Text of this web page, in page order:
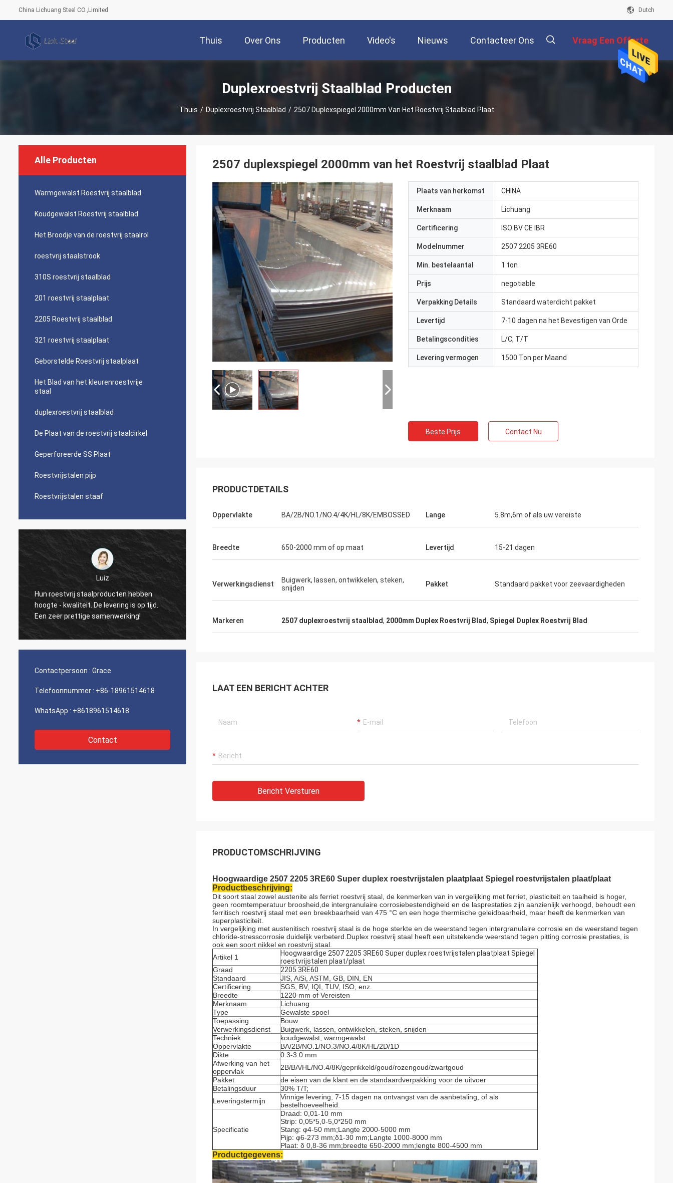
China Lichuang Steel CO.,Limited Dutch
Thuis Over Ons Producten Video's Nieuws Contacteer Ons Vraag Een Offerte
Aan
Duplexroestvrij Staalblad Producten
Thuis / Duplexroestvrij Staalblad / 2507 Duplexspiegel 2000mm Van Het Roestvrij Staalblad Plaat
Alle Producten
Warmgewalst Roestvrij staalblad
Koudgewalst Roestvrij staalblad
Het Broodje van de roestvrij staalrol
roestvrij staalstrook
310S roestvrij staalblad
201 roestvrij staalplaat
2205 Roestvrij staalblad
321 roestvrij staalplaat
Geborstelde Roestvrij staalplaat
Het Blad van het kleurenroestvrije
staal
duplexroestvrij staalblad
De Plaat van de roestvrij staalcirkel
Geperforeerde SS Plaat
Roestvrijstalen pijp
Roestvrijstalen staaf
Luiz
roestvrij staalproducten hebben
- kwaliteit. De levering is op tijd.
zeer prettige samenwerking!
Uw bedrijfkwaliteit is werkelijk goed, tot nu
heb ik nul gebrekkig tarief ontmoet.
Hopelijk zult u deze goede voorwaarde
houden! Dank.
Eric
kiezen wij Hengchengtai.
Contactpersoon : Grace
Telefoonnummer : +86-18961514618
WhatsApp : +8618961514618
Contact
2507 duplexspiegel 2000mm van het Roestvrij staalblad Plaat
Plaats van herkomst CHINA
Merknaam Lichuang
Certificering ISO BV CE IBR
Modelnummer 2507 2205 3RE60
Min. bestelaantal 1 ton
Prijs negotiable
Verpakking Details Standaard waterdicht pakket
Levertijd 7-10 dagen na het Bevestigen van Orde
Betalingscondities L/C, T/T
Levering vermogen 1500 Ton per Maand
Beste Prijs Contact Nu
PRODUCTDETAILS
Oppervlakte BA/2B/NO.1/NO.4/4K/HL/8K/EMBOSSED Lange 5.8m,6m of als uw vereiste
Breedte 650-2000 mm of op maat Levertijd 15-21 dagen
Verwerkingsdienst
Buigwerk, lassen, ontwikkelen, steken,
snijden
Pakket Standaard pakket voor zeevaardigheden
Markeren 2507 duplexroestvrij staalblad, 2000mm Duplex Roestvrij Blad, Spiegel Duplex Roestvrij Blad
LAAT EEN BERICHT ACHTER
Bericht Versturen
PRODUCTOMSCHRIJVING
Hoogwaardige 2507 2205 3RE60 Super duplex roestvrijstalen plaatplaat Spiegel roestvrijstalen plaat/plaat
Productbeschrijving:
Dit soort staal zowel austenite als ferriet roestvrij staal, de kenmerken van in vergelijking met ferriet, plasticiteit en taaiheid is hoger,
geen roomtemperatuur broosheid,de intergranulaire corrosiebestendigheid en de lasprestaties zijn aanzienlijk verhoogd, behoudt een
ferritisch roestvrij staal met een breekbaarheid van 475 °C en een hoge thermische geleidbaarheid, maar heeft de kenmerken van
superplasticiteit.
In vergelijking met austenitisch roestvrij staal is de hoge sterkte en de weerstand tegen intergranulaire corrosie en de weerstand tegen
chloride-stresscorrosie duidelijk verbeterd.Duplex roestvrij staal heeft een uitstekende weerstand tegen pitting corrosie prestaties, is
ook een soort nikkel en roestvrij staal.
Artikel 1
Hoogwaardige 2507 2205 3RE60 Super duplex roestvrijstalen plaatplaat Spiegel
roestvrijstalen plaat/plaat
Graad
2205 3RE60
Standaard
JIS, AiSi, ASTM, GB, DIN, EN
Certificering
SGS, BV, IQI, TUV, ISO, enz.
Breedte
1220 mm of Vereisten
Merknaam
Lichuang
Type
Gewalste spoel
Toepassing
Bouw
Verwerkingsdienst
Buigwerk, lassen, ontwikkelen, steken, snijden
Techniek
koudgewalst, warmgewalst
Oppervlakte
BA/2B/NO.1/NO.3/NO.4/8K/HL/2D/1D
Dikte
0.3-3.0 mm
Afwerking van het
oppervlak
2B/BA/HL/NO.4/8K/geprikkeld/goud/rozengoud/zwartgoud
Pakket
de eisen van de klant en de standaardverpakking voor de uitvoer
Betalingsduur
30% T/T;
Leveringstermijn
Vinnige levering, 7-15 dagen na ontvangst van de aanbetaling, of als
bestelhoeveelheid.
Specificatie
Draad: 0,01-10 mm
Strip: 0,05*5,0-5,0*250 mm
Stang: φ4-50 mm;Langte 2000-5000 mm
Pijp: φ6-273 mm;δ1-30 mm;Langte 1000-8000 mm
Plaat: δ 0,8-36 mm;breedte 650-2000 mm;lengte 800-4500 mm
Productgegevens: